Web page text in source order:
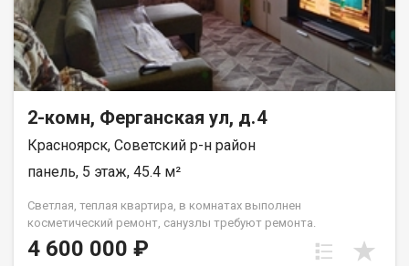
2-комн, Ферганская ул, д.4
Красноярск, Советский р-н район
панель, 5 этаж, 45.4 м²
Светлая, теплая квартира, в комнатах выполнен
косметический ремонт, санузлы требуют ремонта.
Установлены окна ПВХ, балкон остеклен ( дерево). Проход на
этаж закрывается. Дом газифицирован! Район с развитой
4 600 000 ₽